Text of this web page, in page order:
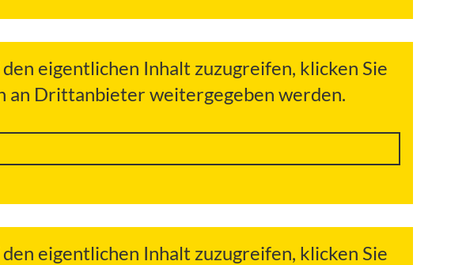
den eigentlichen Inhalt zuzugreifen, klicken Sie
an Drittanbieter weitergegeben werden.
den eigentlichen Inhalt zuzugreifen, klicken Sie